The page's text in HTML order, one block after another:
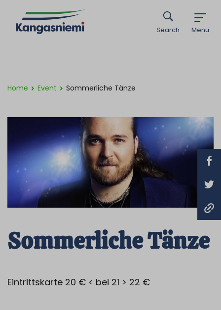
Menu
Search
Home Event Sommerliche Tänze
Sommerliche Tänze
Eintrittskarte 20 € < bei 21 > 22 €